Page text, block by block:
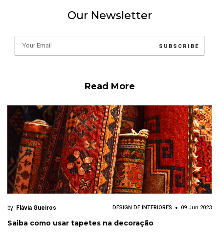
Our Newsletter
Read More
by: Flávia Gueiros DESIGN DE INTERIORES 09 Jun 2023
Saiba como usar tapetes na decoração